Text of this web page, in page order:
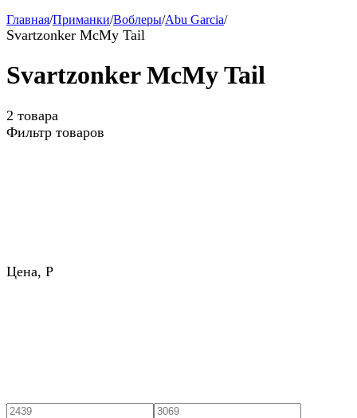
Главная/Приманки/Воблеры/Abu Garcia/
Svartzonker McMy Tail
Svartzonker McMy Tail
2 товара
Фильтр товаров
Цена, Р